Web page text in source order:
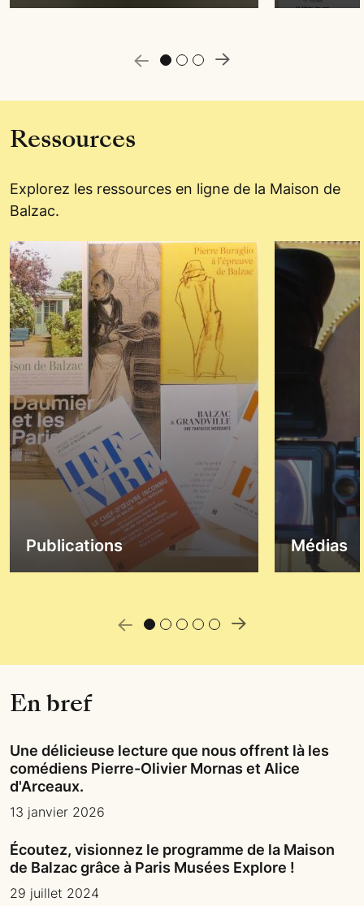
Ressources
Explorez les ressources en ligne de la Maison de
Balzac.
Publications Médias
En bref
Une délicieuse lecture que nous offrent là les
comédiens Pierre-Olivier Mornas et Alice
d'Arceaux.
13 janvier 2026
Écoutez, visionnez le programme de la Maison
de Balzac grâce à Paris Musées Explore !
29 juillet 2024